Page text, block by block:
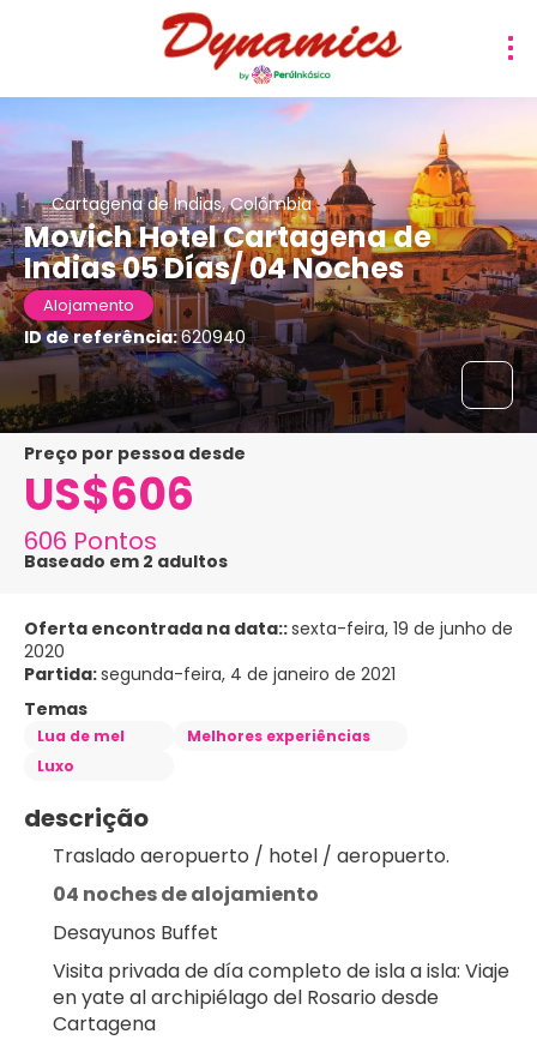
Cartagena de Indias, Colômbia
Movich Hotel Cartagena de
Indias 05 Días/ 04 Noches
Alojamento
ID de referência:620940
preço por pessoa desde
US$606
606 Pontos
Baseado em 2 adultos
Oferta encontrada na data::sexta-feira, 19 de junho de
2020
Partida:segunda-feira, 4 de janeiro de 2021
Temas
Lua de mel
Melhores experiências
Luxo
descrição
Traslado aeropuerto / hotel / aeropuerto.
04 noches de alojamiento
Desayunos Buffet
Visita privada de día completo de isla a isla: Viaje
en yate al archipiélago del Rosario desde
Cartagena